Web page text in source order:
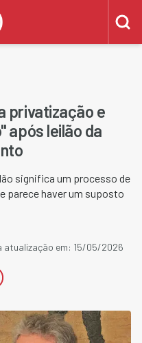
privatização e
após leilão da
significa um processo de
parece haver um suposto
atualização em: 15/05/2026